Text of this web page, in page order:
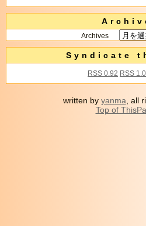
Archives
Syndicate
RSS 0.92 RSS 1.0
written by yanma , all
Top of